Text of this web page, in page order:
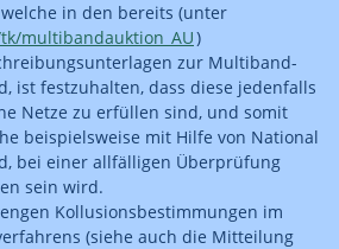
in den bereits (unter
multibandauktion_AU)
zur Multiband-
ist festzuhalten, dass diese jedenfalls
Netze zu erfüllen sind, und somit
beispielsweise mit Hilfe von National
bei einer allfälligen Überprüfung
sein wird.
Kollusionsbestimmungen im
(siehe auch die Mitteilung